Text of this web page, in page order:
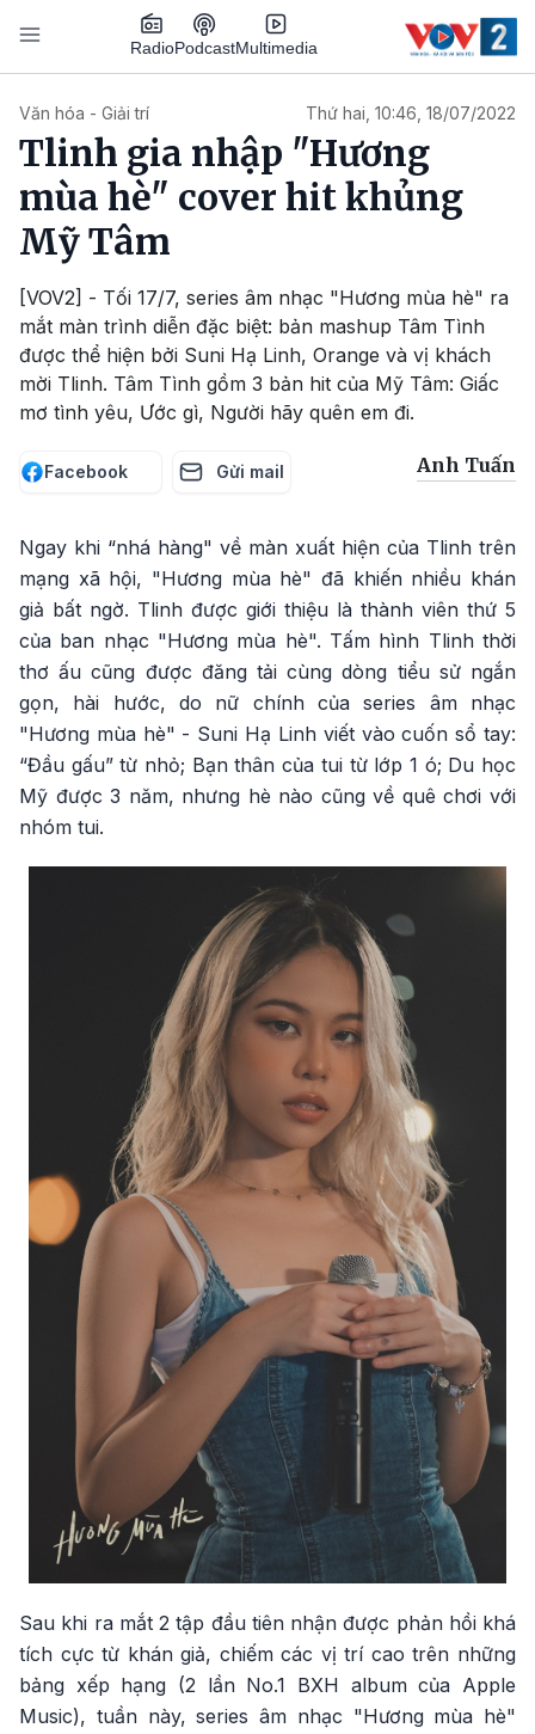
Nhảy đến nội dung
RadioPodcastMultimedia
Văn hóa - Giải trí Thứ hai, 10:46, 18/07/2022
Tlinh gia nhập "Hương
mùa hè" cover hit khủng
Mỹ Tâm
[VOV2] - Tối 17/7, series âm nhạc "Hương mùa hè" ra
mắt màn trình diễn đặc biệt: bản mashup Tâm Tình
được thể hiện bởi Suni Hạ Linh, Orange và vị khách
mời Tlinh. Tâm Tình gồm 3 bản hit của Mỹ Tâm: Giấc
mơ tình yêu, Ước gì, Người hãy quên em đi.
Facebook Gửi mail Anh Tuấn
Ngay khi “nhá hàng" về màn xuất hiện của Tlinh trên
mạng xã hội, "Hương mùa hè" đã khiến nhiều khán
giả bất ngờ. Tlinh được giới thiệu là thành viên thứ 5
của ban nhạc "Hương mùa hè". Tấm hình Tlinh thời
thơ ấu cũng được đăng tải cùng dòng tiểu sử ngắn
gọn, hài hước, do nữ chính của series âm nhạc
"Hương mùa hè" - Suni Hạ Linh viết vào cuốn sổ tay:
“Đầu gấu” từ nhỏ; Bạn thân của tui từ lớp 1 ó; Du học
Mỹ được 3 năm, nhưng hè nào cũng về quê chơi với
nhóm tui.
Sau khi ra mắt 2 tập đầu tiên nhận được phản hồi khá
tích cực từ khán giả, chiếm các vị trí cao trên những
bảng xếp hạng (2 lần No.1 BXH album của Apple
Music), tuần này, series âm nhạc "Hương mùa hè"